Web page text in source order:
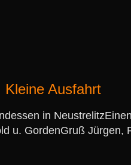
Kleine Ausfahrt
in
u. GordenGruß